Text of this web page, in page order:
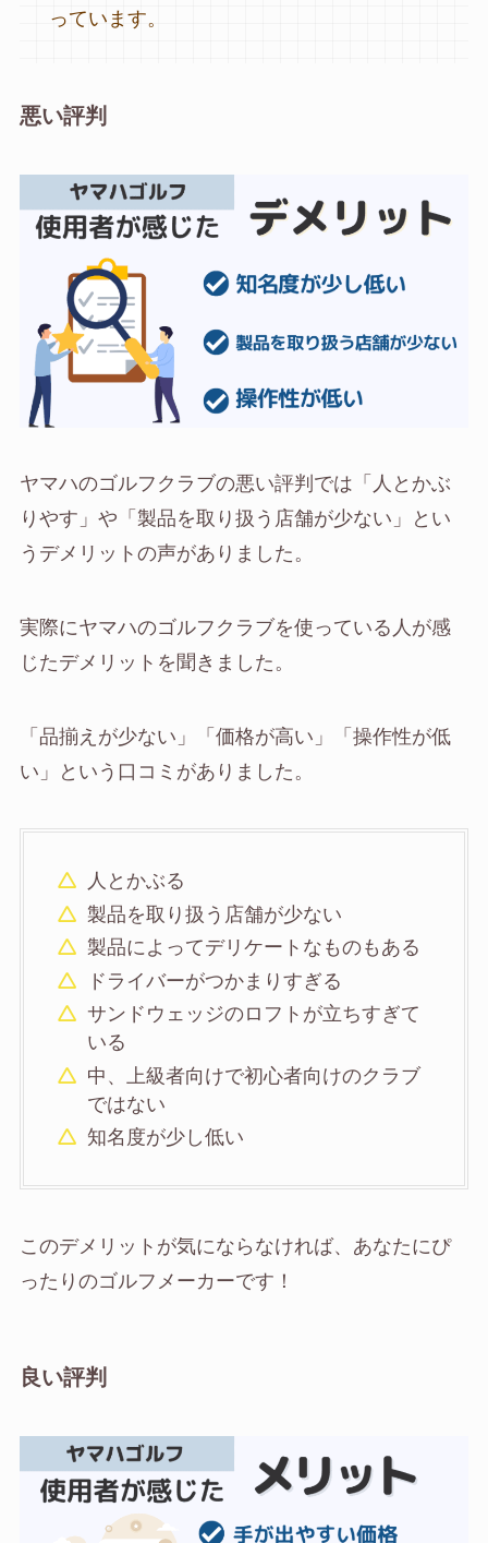
っています。
悪い評判
ヤマハのゴルフクラブの悪い評判では「人とかぶ
りやす」や「製品を取り扱う店舗が少ない」とい
うデメリットの声がありました。
実際にヤマハのゴルフクラブを使っている人が感
じたデメリットを聞きました。
「品揃えが少ない」「価格が高い」「操作性が低
い」という口コミがありました。
人とかぶる
製品を取り扱う店舗が少ない
製品によってデリケートなものもある
ドライバーがつかまりすぎる
サンドウェッジのロフトが立ちすぎて
いる
中、上級者向けで初心者向けのクラブ
ではない
知名度が少し低い
このデメリットが気にならなければ、あなたにぴ
ったりのゴルフメーカーです！
良い評判